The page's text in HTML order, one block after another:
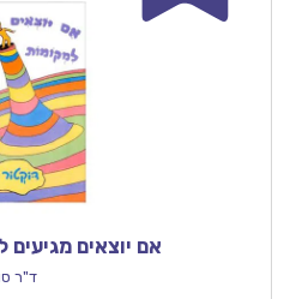
אם יוצאים מגיעים
ד"ר